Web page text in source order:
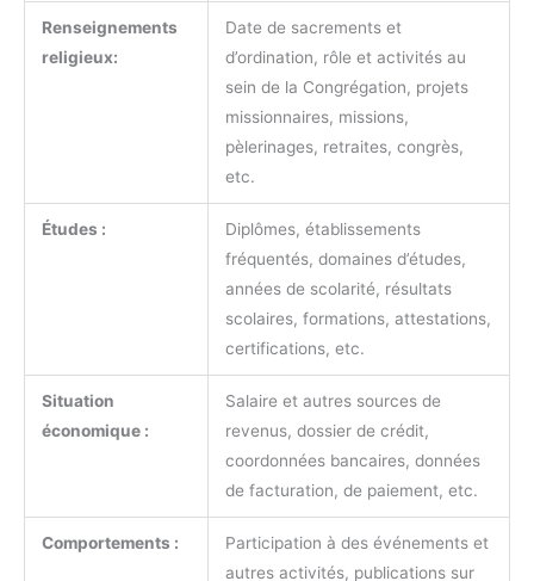
Renseignements
religieux:
Date de sacrements et
d’ordination, rôle et activités au
sein de la Congrégation, projets
missionnaires, missions,
pèlerinages, retraites, congrès,
etc.
Études :
Diplômes, établissements
fréquentés, domaines d’études,
années de scolarité, résultats
scolaires, formations, attestations,
certifications, etc.
Situation
économique :
Salaire et autres sources de
revenus, dossier de crédit,
coordonnées bancaires, données
de facturation, de paiement, etc.
Comportements :
Participation à des événements et
autres activités, publications sur